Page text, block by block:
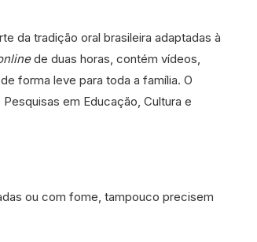
da tradição oral brasileira adaptadas à
de duas horas, contém vídeos,
forma leve para toda a família. O
em Educação, Cultura e
ou com fome, tampouco precisem